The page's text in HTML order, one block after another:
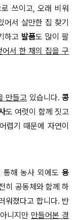
쓰이고,오래 비워
서 살만한 집 찾기
하고 발품도 많이 팔
서 한 채의 집을 구
만들고 있습니다. 콩
도 여럿이 함께 짓고
렵기 때문에 자연이
통해 농사 외에도 용
히 공동체와 함께 하
워졌다고 합니다. 반
니지만 만들어본 경